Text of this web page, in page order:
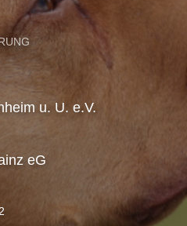
u. U. e.V.
eG